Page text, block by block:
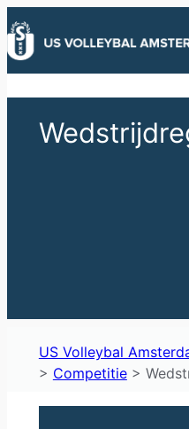
Ga
naar
de
US Volleybal
> Competitie>